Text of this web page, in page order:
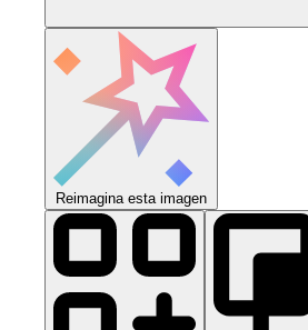
Reimagina esta imagen